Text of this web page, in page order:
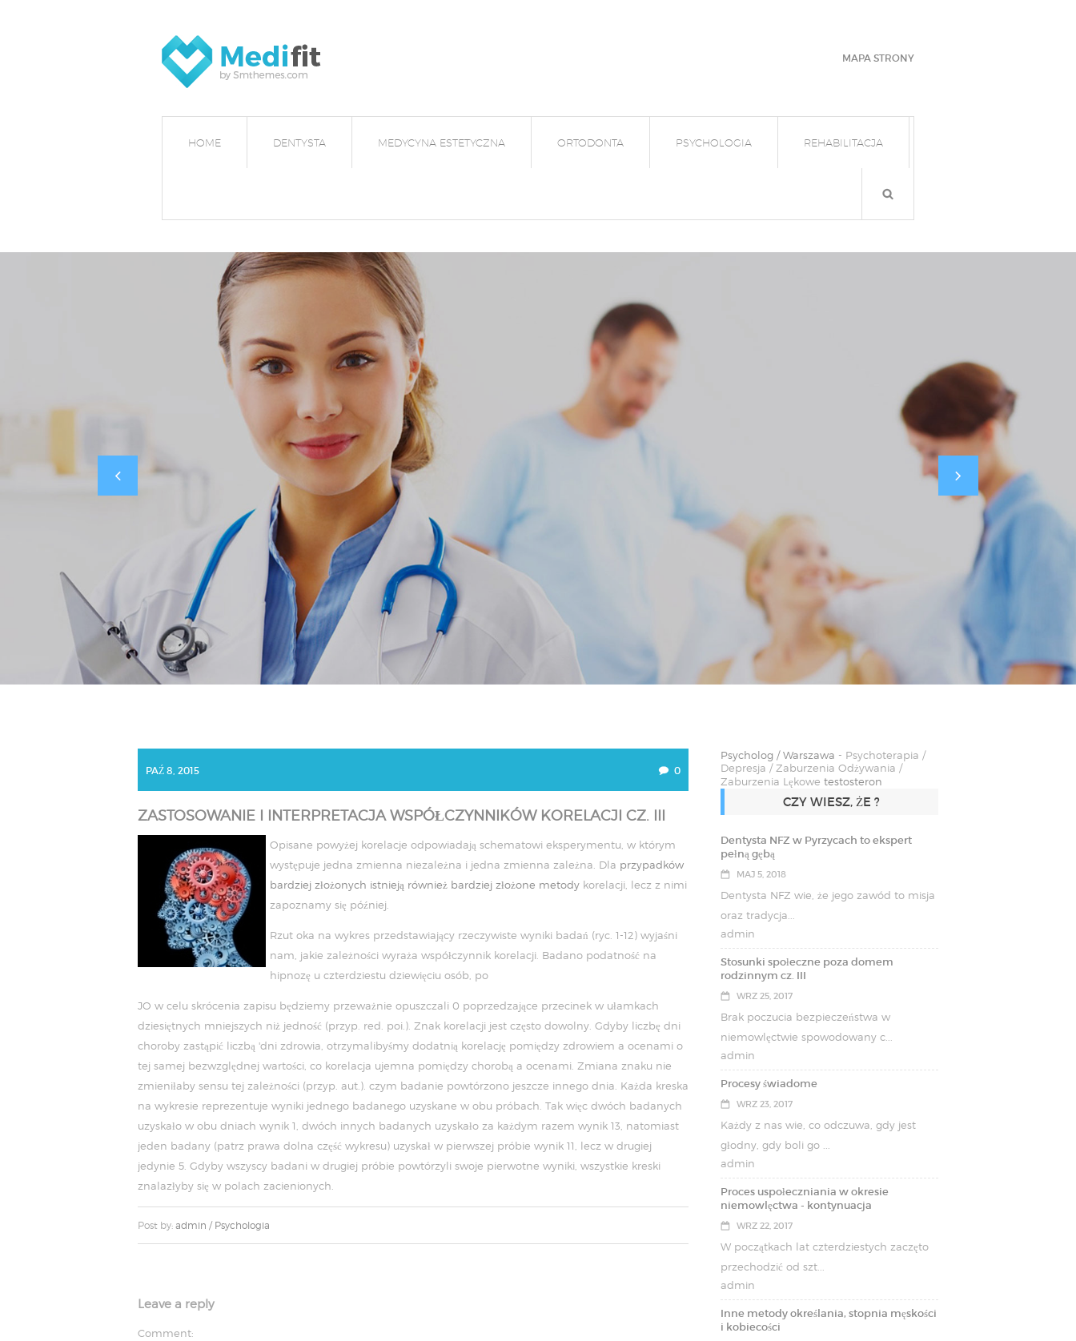
MAPA STRONY
HOME DENTYSTA MEDYCYNA ESTETYCZNA ORTODONTA PSYCHOLOGIA REHABILITACJA
Psycholog / Warszawa - Psychoterapia /
Depresja / Zaburzenia Odżywania /
Zaburzenia Lękowe testosteron
CZY WIESZ, ŻE ?
Dentysta NFZ w Pyrzycach to ekspert
pełną gębą
MAJ 5, 2018
Dentysta NFZ wie, że jego zawód to misja
oraz tradycja...
admin
Stosunki społeczne poza domem
rodzinnym cz. III
WRZ 25, 2017
Brak poczucia bezpieczeństwa w
niemowlęctwie spowodowany c...
admin
Procesy świadome
WRZ 23, 2017
Każdy z nas wie, co odczuwa, gdy jest
głodny, gdy boli go ...
admin
Proces uspołeczniania w okresie
niemowlęctwa - kontynuacja
WRZ 22, 2017
W początkach lat czterdziestych zaczęto
przechodzić od szt...
admin
Inne metody określania, stopnia męskości
i kobiecości
PAŹ 8, 2015 0
ZASTOSOWANIE I INTERPRETACJA WSPÓŁCZYNNIKÓW KORELACJI CZ. III
Opisane powyżej korelacje odpowiadają schematowi eksperymentu, w którym
występuje jedna zmienna niezależna i jedna zmienna zależna. Dla przypadków
bardziej złożonych istnieją również bardziej złożone metody korelacji, lecz z nimi
zapoznamy się później.
Rzut oka na wykres przedstawiający rzeczywiste wyniki badań (ryc. 1-12) wyjaśni
nam, jakie zależności wyraża współczynnik korelacji. Badano podatność na
hipnozę u czterdziestu dziewięciu osób, po
JO w celu skrócenia zapisu będziemy przeważnie opuszczali 0 poprzedzające przecinek w ułamkach
dziesiętnych mniejszych niż jedność (przyp. red. poi.). Znak korelacji jest często dowolny. Gdyby liczbę dni
choroby zastąpić liczbą 'dni zdrowia, otrzymalibyśmy dodatnią korelację pomiędzy zdrowiem a ocenami o
tej samej bezwzględnej wartości, co korelacja ujemna pomiędzy chorobą a ocenami. Zmiana znaku nie
zmieniłaby sensu tej zależności (przyp. aut.). czym badanie powtórzono jeszcze innego dnia. Każda kreska
na wykresie reprezentuje wyniki jednego badanego uzyskane w obu próbach. Tak więc dwóch badanych
uzyskało w obu dniach wynik 1, dwóch innych badanych uzyskało za każdym razem wynik 13, natomiast
jeden badany (patrz prawa dolna część wykresu) uzyskał w pierwszej próbie wynik 11, lecz w drugiej
jedynie 5. Gdyby wszyscy badani w drugiej próbie powtórzyli swoje pierwotne wyniki, wszystkie kreski
znalazłyby się w polach zacienionych.
Post by: admin / Psychologia
Leave a reply
Comment